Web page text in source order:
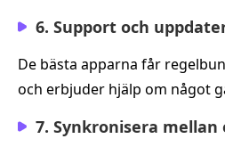
6. Support och
De bästa apparna får
och erbjuder hjälp om något
7. Synkronisera